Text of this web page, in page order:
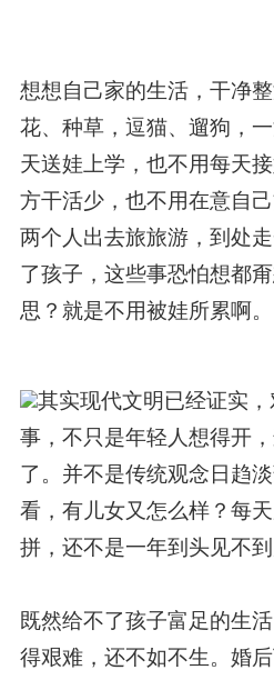
想想自己家的生活，干净
花、种草，逗猫、遛狗，
天送娃上学，也不用每天
方干活少，也不用在意自
两个人出去旅旅游，到处
了孩子，这些事恐怕想都
思？就是不用被娃所累啊。
其实现代文明已经证实
事，不只是年轻人想得开
了。并不是传统观念日趋
看，有儿女又怎么样？每
拼，还不是一年到头见不
既然给不了孩子富足的生
得艰难，还不如不生。婚